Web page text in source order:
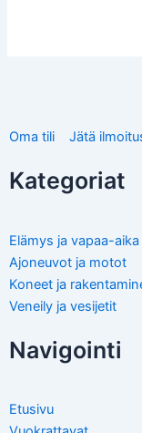
Oma tili Jätä
Kategoriat
Elämys ja vapaa-aika
Ajoneuvot ja motot
Koneet ja
Veneily ja vesijetit
Navigointi
Etusivu